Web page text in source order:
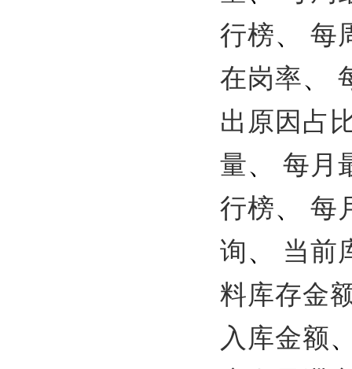
行榜、 每
在岗率、
出原因占
量、 每月
行榜、 每
询、 当前
料库存金
入库金额